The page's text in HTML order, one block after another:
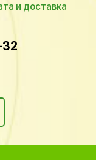
и доставка